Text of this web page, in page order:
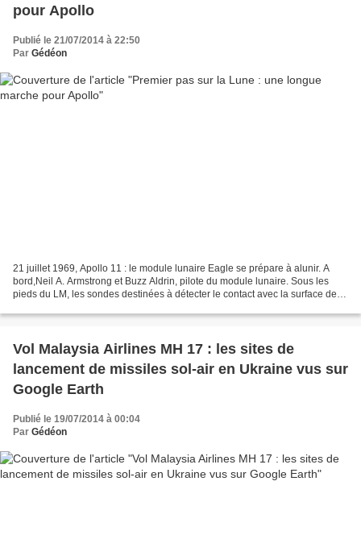
pour Apollo
Publié le 21/07/2014 à 22:50
Par Gédéon
21 juillet 1969, Apollo 11 : le module lunaire Eagle se prépare à alunir. A
bord,Neil A. Armstrong et Buzz Aldrin, pilote du module lunaire. Sous les
pieds du LM, les sondes destinées à détecter le contact avec la surface de la
Vol Malaysia Airlines MH 17 : les sites de
lancement de missiles sol-air en Ukraine vus sur
Google Earth
Publié le 19/07/2014 à 00:04
Par Gédéon